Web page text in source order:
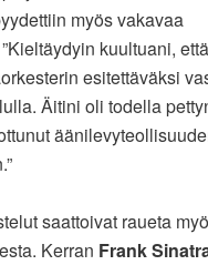
myös vakavaa
kuultuani,
esitettäväksi
Äitini oli todella
saattoivat raueta
Kerran Frank